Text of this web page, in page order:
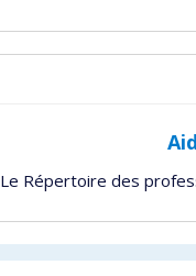
Le Répertoire des